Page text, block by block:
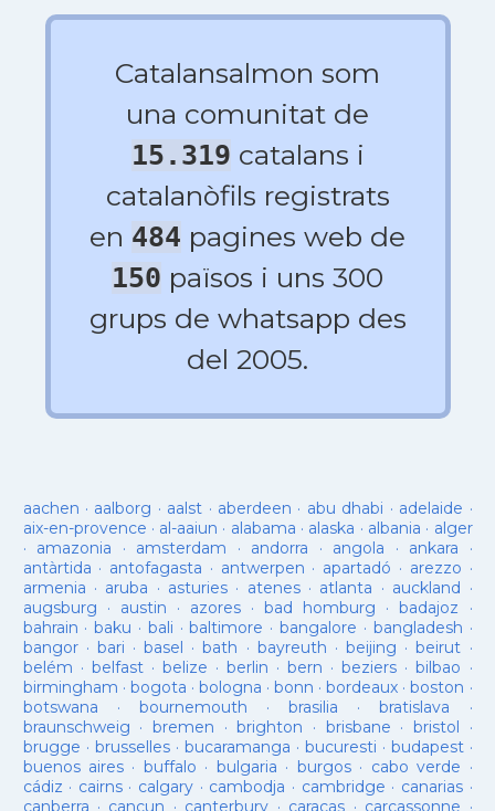
Catalansalmon som
una comunitat de
15.319 catalans i
catalanòfils registrats
en 484 pagines web de
150 països i uns 300
grups de whatsapp des
del 2005.
aachen · aalborg · aalst · aberdeen · abu dhabi · adelaide ·
aix-en-provence · al-aaiun · alabama · alaska · albania · alger
· amazonia · amsterdam · andorra · angola · ankara ·
antàrtida · antofagasta · antwerpen · apartadó · arezzo ·
armenia · aruba · asturies· atenes· atlanta · auckland ·
augsburg · austin · azores·bad homburg ·badajoz ·
bahrain ·baku · bali ·baltimore ·bangalore · bangladesh ·
bangor· bari ·basel ·bath · bayreuth ·beijing ·beirut ·
belém · belfast· belize · berlin ·bern ·beziers ·bilbao ·
birmingham · bogota · bologna ·bonn ·bordeaux ·boston ·
botswana · bournemouth ·brasilia ·bratislava ·
braunschweig · bremen ·brighton · brisbane · bristol ·
brugge · brusselles· bucaramanga · bucuresti · budapest·
buenos aires· buffalo · bulgaria · burgos· cabo verde ·
cádiz · cairns· calgary · cambodja · cambridge · canarias·
canberra · cancun · canterbury · caracas · carcassonne ·